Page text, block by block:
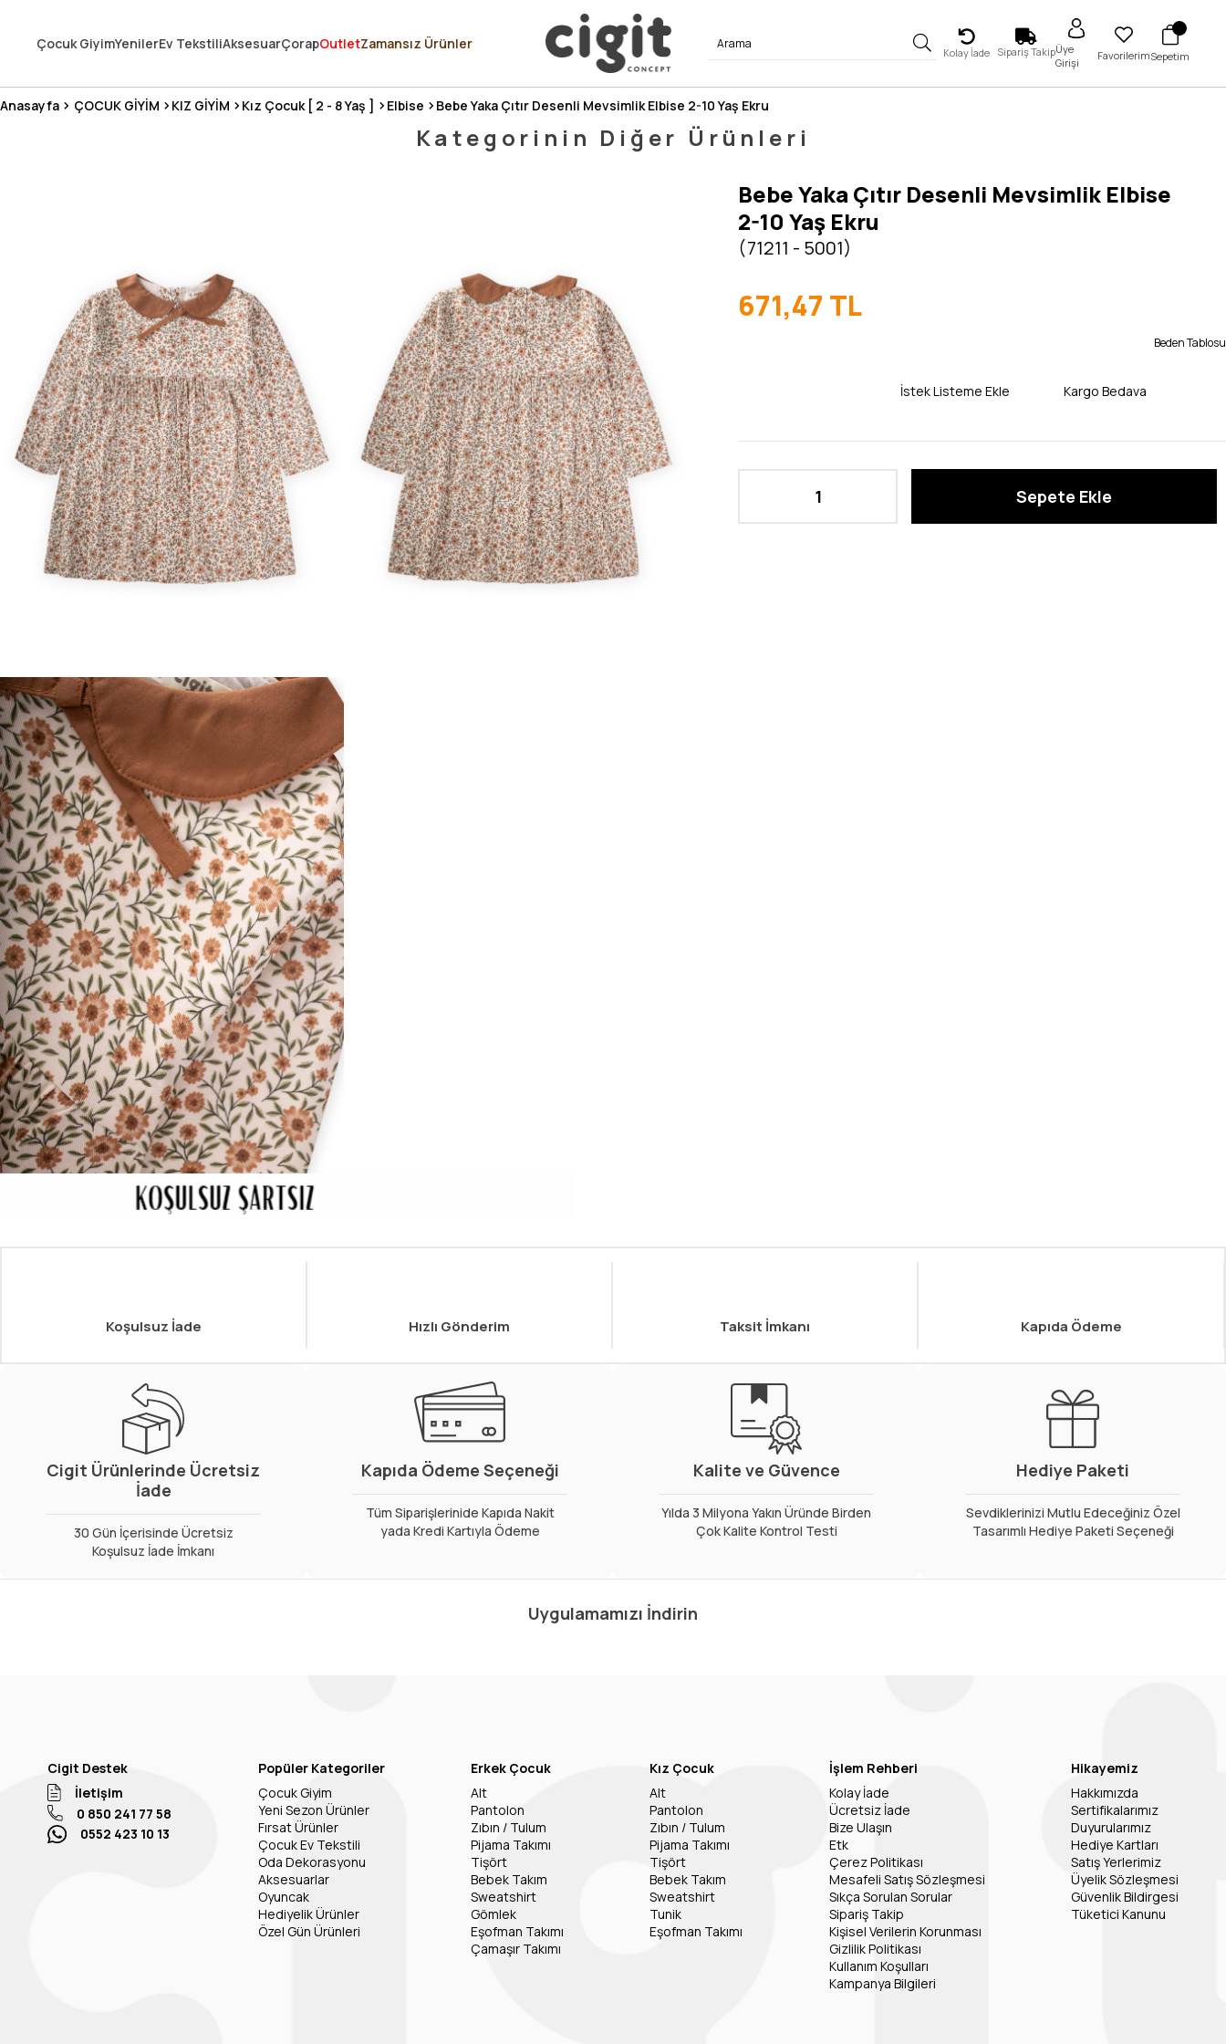
3 MİLYONDAN FAZLA MUTLU MÜŞTERİ ❤️ 10 MİLYON ÜRÜN
Çocuk GiyimYenilerEv TekstiliAksesuarÇorapOutletZamansız Ürünler
Kolay İade Sipariş TakipÜye
Girişi
FavorilerimSepetim
Anasayfa ÇOCUK GİYİM KIZ GİYİM Kız Çocuk [ 2 - 8 Yaş ] Elbise Bebe Yaka Çıtır Desenli Mevsimlik Elbise 2-10 Yaş Ekru
Kategorinin Diğer Ürünleri
Bebe Yaka Çıtır Desenli Mevsimlik Elbise
2-10 Yaş Ekru
(71211 - 5001)
671,47 TL
Beden Tablosu
İstek Listeme Ekle Kargo Bedava
Koşulsuz İade Hızlı Gönderim Taksit İmkanı Kapıda Ödeme
Cigit Ürünlerinde Ücretsiz
İade
30 Gün İçerisinde Ücretsiz
Koşulsuz İade İmkanı
Kapıda Ödeme Seçeneği
Tüm Siparişlerinide Kapıda Nakit
yada Kredi Kartıyla Ödeme
Kalite ve Güvence
Yılda 3 Milyona Yakın Üründe Birden
Çok Kalite Kontrol Testi
Hediye Paketi
Sevdiklerinizi Mutlu Edeceğiniz Özel
Tasarımlı Hediye Paketi Seçeneği
Uygulamamızı İndirin
Cigit Destek
İletişim
0 850 241 77 58
0552 423 10 13
Popüler Kategoriler
Çocuk Giyim
Yeni Sezon Ürünler
Fırsat Ürünler
Çocuk Ev Tekstili
Oda Dekorasyonu
Aksesuarlar
Oyuncak
Hediyelik Ürünler
Özel Gün Ürünleri
Erkek Çocuk
Alt
Pantolon
Zıbın / Tulum
Pijama Takımı
Tişört
Bebek Takım
Sweatshirt
Gömlek
Eşofman Takımı
Çamaşır Takımı
Kız Çocuk
Alt
Pantolon
Zıbın / Tulum
Pijama Takımı
Tişört
Bebek Takım
Sweatshirt
Tunik
Eşofman Takımı
İşlem Rehberi
Kolay İade
Ücretsiz İade
Bize Ulaşın
Etk
Çerez Politikası
Mesafeli Satış Sözleşmesi
Sıkça Sorulan Sorular
Sipariş Takip
Kişisel Verilerin Korunması
Gizlilik Politikası
Kullanım Koşulları
Kampanya Bilgileri
Hikayemiz
Hakkımızda
Sertifikalarımız
Duyurularımız
Hediye Kartları
Satış Yerlerimiz
Üyelik Sözleşmesi
Güvenlik Bildirgesi
Tüketici Kanunu